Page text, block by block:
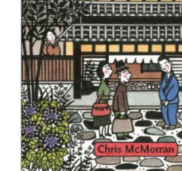
Contemporary
ビデオ
DIJ モノグラフ
DIJ ワーキング
DIJ ニュースレ